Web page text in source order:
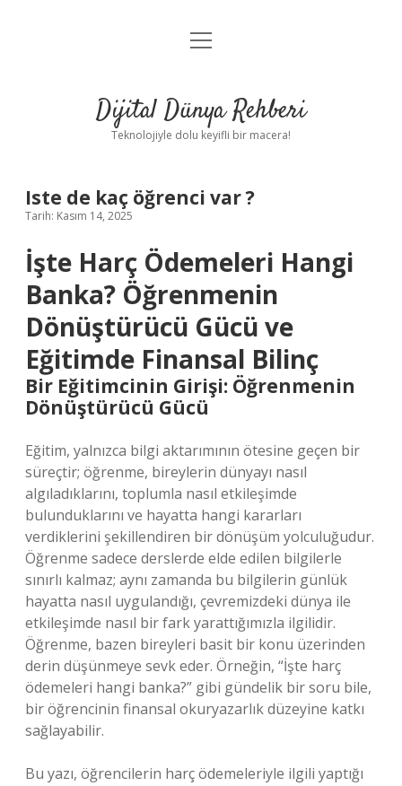
Anasayfa
Yasal Uyarı
menüyü
Dijital Dünya Rehberi
Teknolojiyle dolu keyifli bir macera!
Iste de kaç öğrenci var ?
Tarih: Kasım 14, 2025
İşte Harç Ödemeleri Hangi
Banka? Öğrenmenin
Dönüştürücü Gücü ve
Eğitimde Finansal Bilinç
Bir Eğitimcinin Girişi: Öğrenmenin
Dönüştürücü Gücü
Eğitim, yalnızca bilgi aktarımının ötesine geçen bir
süreçtir; öğrenme, bireylerin dünyayı nasıl
algıladıklarını, toplumla nasıl etkileşimde
bulunduklarını ve hayatta hangi kararları
verdiklerini şekillendiren bir dönüşüm yolculuğudur.
Öğrenme sadece derslerde elde edilen bilgilerle
sınırlı kalmaz; aynı zamanda bu bilgilerin günlük
hayatta nasıl uygulandığı, çevremizdeki dünya ile
etkileşimde nasıl bir fark yarattığımızla ilgilidir.
Öğrenme, bazen bireyleri basit bir konu üzerinden
derin düşünmeye sevk eder. Örneğin, “İşte harç
ödemeleri hangi banka?” gibi gündelik bir soru bile,
bir öğrencinin finansal okuryazarlık düzeyine katkı
sağlayabilir.
Bu yazı, öğrencilerin harç ödemeleriyle ilgili yaptığı